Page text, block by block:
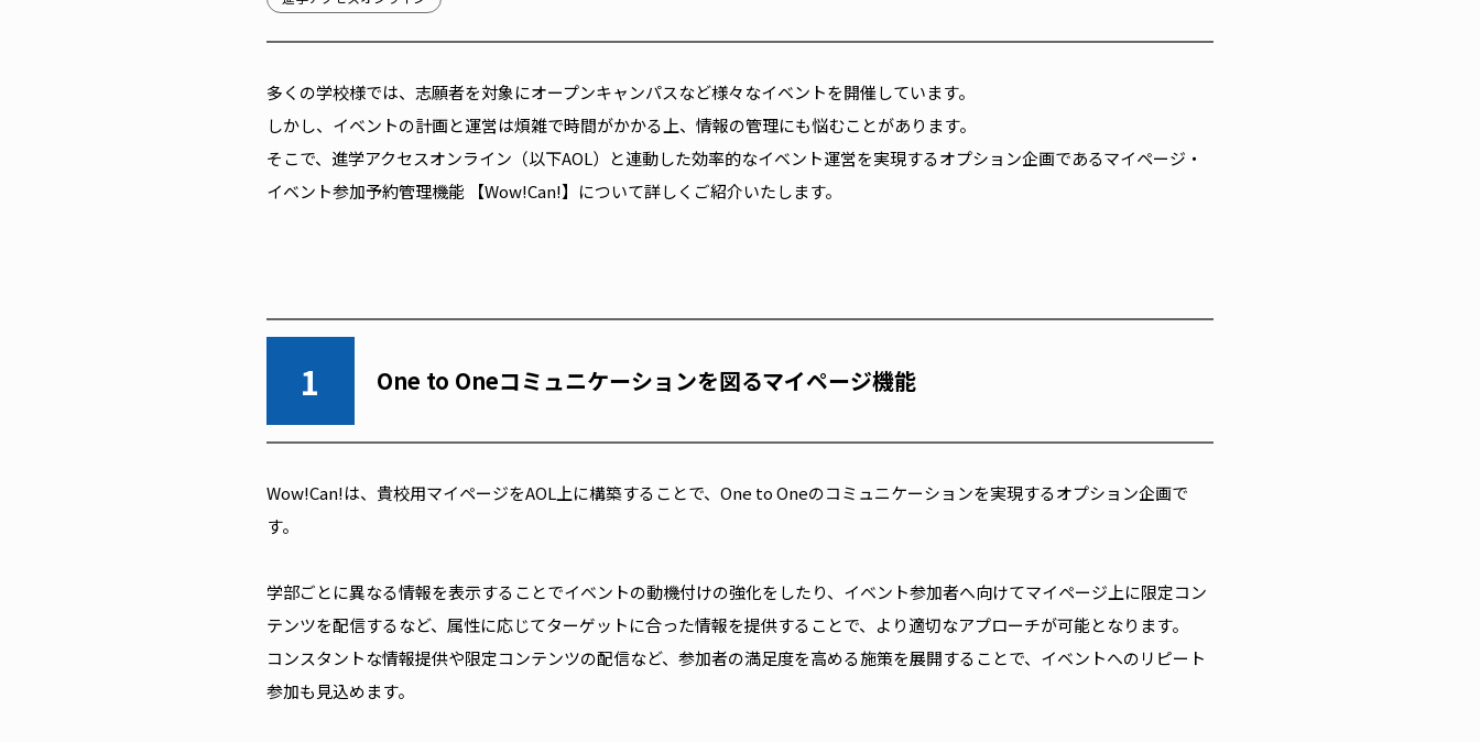
多くの学校様では、志願者を対象にオープンキャンパスなど様々なイベントを開催しています。
しかし、イベントの計画と運営は煩雑で時間がかかる上、情報の管理にも悩むことがあります。
そこで、進学アクセスオンライン（以下AOL）と連動した効率的なイベント運営を実現するオプション企画であるマイページ・
イベント参加予約管理機能 【Wow!Can!】について詳しくご紹介いたします。
1 One to Oneコミュニケーションを図るマイページ機能
Wow!Can!は、貴校用マイページをAOL上に構築することで、One to Oneのコミュニケーションを実現するオプション企画で
す。
学部ごとに異なる情報を表示することでイベントの動機付けの強化をしたり、イベント参加者へ向けてマイページ上に限定コン
テンツを配信するなど、属性に応じてターゲットに合った情報を提供することで、より適切なアプローチが可能となります。
コンスタントな情報提供や限定コンテンツの配信など、参加者の満足度を高める施策を展開することで、イベントへのリピート
参加も見込めます。